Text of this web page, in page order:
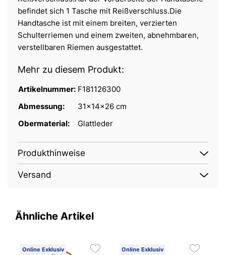
befindet sich 1 Tasche mit Reißverschluss.Die
Handtasche ist mit einem breiten, verzierten
Schulterriemen und einem zweiten, abnehmbaren,
verstellbaren Riemen ausgestattet.
Mehr zu diesem Produkt:
Artikelnummer: F181126300
Abmessung:
31x14x26 cm
Obermaterial:
Glattleder
Produkthinweise
Versand
Ähnliche Artikel
Online Exklusiv
Online Exklusiv